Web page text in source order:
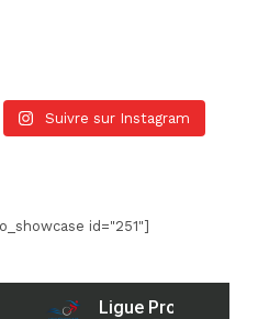
Suivre sur Instagram
id="251"]